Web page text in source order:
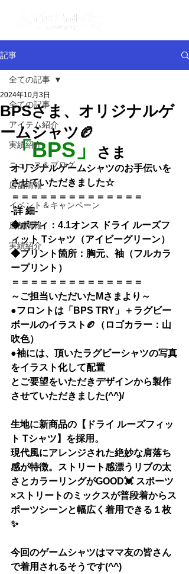
記事
全ての記事
アイテム紹介
実績紹介
ニュース＆ブログ
店舗情報
イベント＆キャンペーン
店舗情報
実績紹介
全ての記事
BPSさま、オリジナルゲ
ームシャツ🏉
2024年10月3日
「BPS」 さま
オリジナルゲームシャツのお手伝いを
させていただきました☆
＝＝＝＝＝＝＝＝＝＝＝＝＝＝
-詳 細-
◆ボディ：4.1オンス ドライ ルーズフ
ィット Tシャツ（アイビーグリーン）
◆プリント箇所：胸元、袖（フルカラ
ープリント）
＝＝＝＝＝＝＝＝＝＝＝＝＝＝
～ご担当いただいたMさまより～
●フロントは「BPS TRY」＋ラグビー
ボールのイラスト🏉（ロゴカラー：山
吹色）
●袖には、頂いたラグビーシャツの写真
をイラスト化して配置
とご要望をいただきデザインから製作
させていただきました(^^)/
生地に新商品の【 ドライ ルーズフィッ
ト Tシャツ 】を採用。
現代風にアレンジされた絶妙な肩落ち
感が特徴。ストリート感漂うリブの太
さとカラーリングがGOOD💓 スポーツ
×ストリートのミックスが普段着からス
ポーツシーンと幅広く着用できる１枚
✨
今回のゲームシャツはママ友の皆さん
で着用されるそうです(^^)